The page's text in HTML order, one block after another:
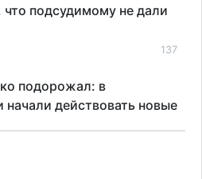
что подсудимому не дали
137
подорожал: в
действовать новые